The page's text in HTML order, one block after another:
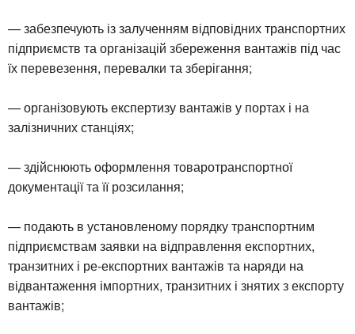
— забезпечують із залученням відповідних транспортних
підприємств та організацій збереження вантажів під час
їх перевезення, перевалки та зберігання;
— організовують експертизу вантажів у портах і на
залізничних станціях;
— здійснюють оформлення товаротранспортної
документації та її розсилання;
— подають в установленому порядку транспортним
підприємствам заявки на відправлення експортних,
транзитних і ре-експортних вантажів та наряди на
відвантаження імпортних, транзитних і знятих з експорту
вантажів;